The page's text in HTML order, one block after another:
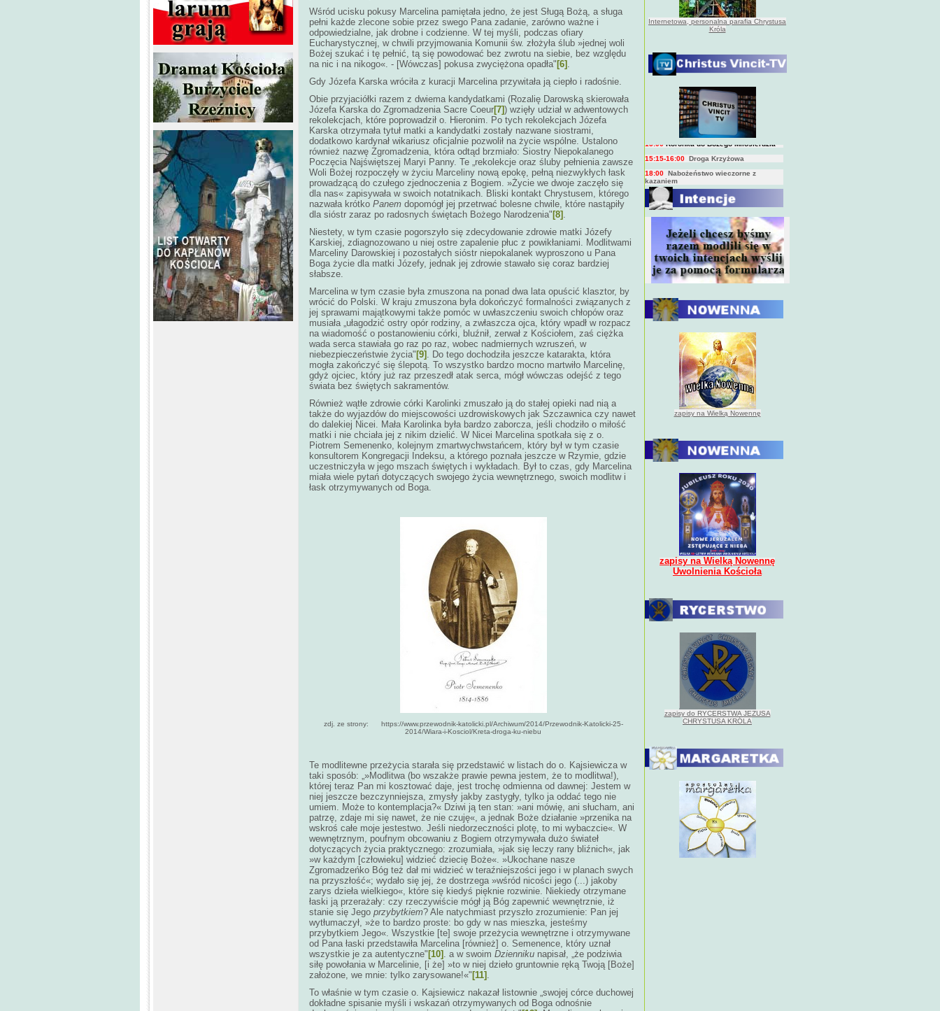
Wśród ucisku pokusy Marcelina pamiętała jedno, że jest Sługą Bożą, a sługa
pełni każde zlecone sobie przez swego Pana zadanie, zarówno ważne i
odpowiedzialne, jak drobne i codzienne. W tej myśli, podczas ofiary
Eucharystycznej, w chwili przyjmowania Komunii św. złożyła ślub »jednej woli
Bożej szukać i tę pełnić, tą się powodować bez zwrotu na siebie, bez względu
na nic i na nikogo«. - [Wówczas] pokusa zwyciężona opadła" [6] .
Gdy Józefa Karska wróciła z kuracji Marcelina przywitała ją ciepło i radośnie.
Obie przyjaciółki razem z dwiema kandydatkami (Rozalię Darowską skierowała
Józefa Karska do Zgromadzenia Sacre Coeur[7]) wzięły udział w adwentowych
rekolekcjach, które poprowadził o. Hieronim. Po tych rekolekcjach Józefa
Karska otrzymała tytuł matki a kandydatki zostały nazwane siostrami,
dodatkowo kardynał wikariusz oficjalnie pozwolił na życie wspólne. Ustalono
również nazwę Zgromadzenia, która odtąd brzmiało: Siostry Niepokalanego
Poczęcia Najświętszej Maryi Panny. Te „rekolekcje oraz śluby pełnienia zawsze
Woli Bożej rozpoczęły w życiu Marceliny nową epokę, pełną niezwykłych łask
prowadzącą do czułego zjednoczenia z Bogiem. »Życie we dwoje zaczęło się
dla nas« zapisywała w swoich notatnikach. Bliski kontakt Chrystusem, którego
nazwała krótko Panem dopomógł jej przetrwać bolesne chwile, które nastąpiły
dla sióstr zaraz po radosnych świętach Bożego Narodzenia" [8] .
Niestety, w tym czasie pogorszyło się zdecydowanie zdrowie matki Józefy
Karskiej, zdiagnozowano u niej ostre zapalenie płuc z powikłaniami. Modlitwami
Marceliny Darowskiej i pozostałych sióstr niepokalanek wyproszono u Pana
Boga życie dla matki Józefy, jednak jej zdrowie stawało się coraz bardziej
słabsze.
Marcelina w tym czasie była zmuszona na ponad dwa lata opuścić klasztor, by
wrócić do Polski. W kraju zmuszona była dokończyć formalności związanych z
jej sprawami majątkowymi także pomóc w uwłaszczeniu swoich chłopów oraz
musiała „ułagodzić ostry opór rodziny, a zwłaszcza ojca, który wpadł w rozpacz
na wiadomość o postanowieniu córki, bluźnił, zerwał z Kościołem, zaś ciężka
wada serca stawiała go raz po raz, wobec nadmiernych wzruszeń, w
niebezpieczeństwie życia" [9] . Do tego dochodziła jeszcze katarakta, która
mogła zakończyć się ślepotą. To wszystko bardzo mocno martwiło Marcelinę,
gdyż ojciec, który już raz przeszedł atak serca, mógł wówczas odejść z tego
świata bez świętych sakramentów.
Również wątłe zdrowie córki Karolinki zmuszało ją do stałej opieki nad nią a
także do wyjazdów do miejscowości uzdrowiskowych jak Szczawnica czy nawet
do dalekiej Nicei. Mała Karolinka była bardzo zaborcza, jeśli chodziło o miłość
matki i nie chciała jej z nikim dzielić. W Nicei Marcelina spotkała się z o.
Piotrem Semenenko, kolejnym zmartwychwstańcem, który był w tym czasie
konsultorem Kongregacji Indeksu, a którego poznała jeszcze w Rzymie, gdzie
uczestniczyła w jego mszach świętych i wykładach. Był to czas, gdy Marcelina
miała wiele pytań dotyczących swojego życia wewnętrznego, swoich modlitw i
łask otrzymywanych od Boga.
zdj. ze strony: https://www.przewodnik-katolicki.pl/Archiwum/2014/Przewodnik-Katolicki-25-
2014/Wiara-i-Kosciol/Kreta-droga-ku-niebu
Te modlitewne przeżycia starała się przedstawić w listach do o. Kajsiewicza w
taki sposób: „»Modlitwa (bo wszakże prawie pewna jestem, że to modlitwa!),
której teraz Pan mi kosztować daje, jest trochę odmienna od dawnej: Jestem w
niej jeszcze bezczynniejsza, zmysły jakby zastygły, tylko ja oddać tego nie
umiem. Może to kontemplacja?« Dziwi ją ten stan: »ani mówię, ani słucham, ani
patrzę, zdaje mi się nawet, że nie czuję«, a jednak Boże działanie »przenika na
wskroś całe moje jestestwo. Jeśli niedorzeczności plotę, to mi wybaczcie«. W
wewnętrznym, poufnym obcowaniu z Bogiem otrzymywała dużo świateł
dotyczących życia praktycznego: zrozumiała, »jak się leczy rany bliźnich«, jak
»w każdym [człowieku] widzieć dziecię Boże«. »Ukochane nasze
Zgromadzeńko Bóg też dał mi widzieć w teraźniejszości jego i w planach swych
na przyszłość«; wydało się jej, że dostrzega »wśród nicości jego (...) jakoby
zarys dzieła wielkiego«, które się kiedyś pięknie rozwinie. Niekiedy otrzymane
łaski ją przerażały: czy rzeczywiście mógł ją Bóg zapewnić wewnętrznie, iż
stanie się Jego przybytkiem? Ale natychmiast przyszło zrozumienie: Pan jej
wytłumaczył, »że to bardzo proste: bo gdy w nas mieszka, jesteśmy
przybytkiem Jego«. Wszystkie [te] swoje przeżycia wewnętrzne i otrzymywane
od Pana łaski przedstawiła Marcelina [również] o. Semenence, który uznał
wszystkie je za autentyczne" [10] . a w swoim Dzienniku napisał, „że podziwia
siłę powołania w Marcelinie, [i że] »to w niej dzieło gruntownie ręką Twoją [Boże]
założone, we mnie: tylko zarysowane!«" [11] .
To właśnie w tym czasie o. Kajsiewicz nakazał listownie „swojej córce duchowej
dokładne spisanie myśli i wskazań otrzymywanych od Boga odnośnie
Internetowa, personalna parafia Chrystusa
Króla
BIEŻĄCY PROGRAM TRANSMISJI
BEZPOŚREDNICH
(na żywo)
Msza święta
Koronka do Bożego Miłosierdzia
18:00 Nabożeństwo wieczorne z
kazaniem
10:00
Niedzielna Msza święta w miarę
możliwości ks. Piotra
zapisy na Wielką Nowennę
zapisy na Wielką Nowennę
Uwolnienia Kościoła
zapisy do RYCERSTWA JEZUSA
CHRYSTUSA KRÓLA